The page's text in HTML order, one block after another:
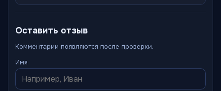
Оставить отзыв
Комментарии появляются после проверки.
Имя